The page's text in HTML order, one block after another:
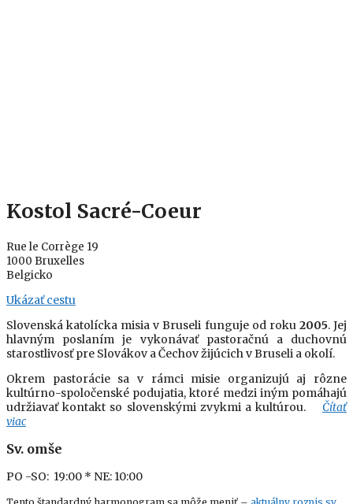
Kostol Sacré-Coeur
Rue le Corrège 19
1000 Bruxelles
Belgicko
Ukázať cestu
Slovenská katolícka misia v Bruseli funguje od roku 2005. Jej
hlavným poslaním je vykonávať pastoračnú a duchovnú
starostlivosť pre Slovákov a Čechov žijúcich v Bruseli a okolí.
Okrem pastorácie sa v rámci misie organizujú aj rôzne
kultúrno-spoločenské podujatia, ktoré medzi iným pomáhajú
udržiavať kontakt so slovenskými zvykmi a kultúrou. Čítať
viac
Sv. omše
PO -SO: 19:00 * NE: 10:00